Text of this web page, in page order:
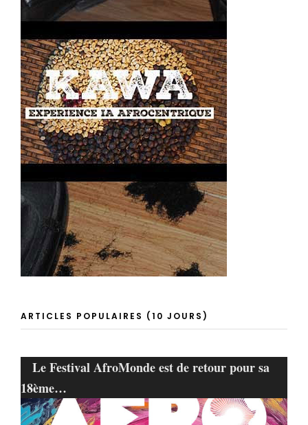
ARTICLES POPULAIRES (10 JOURS)
Le Festival AfroMonde est de retour pour sa
18ème…